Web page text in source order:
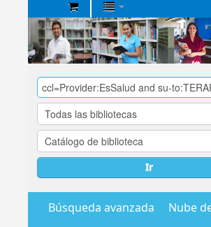
Biblioteca
Central
EsSalud
Ir
Búsqueda avanzada Nube